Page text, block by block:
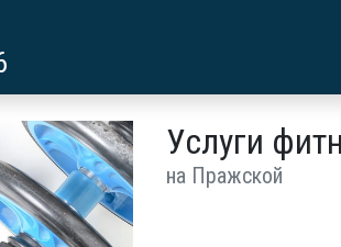
Услуги
на Пражской